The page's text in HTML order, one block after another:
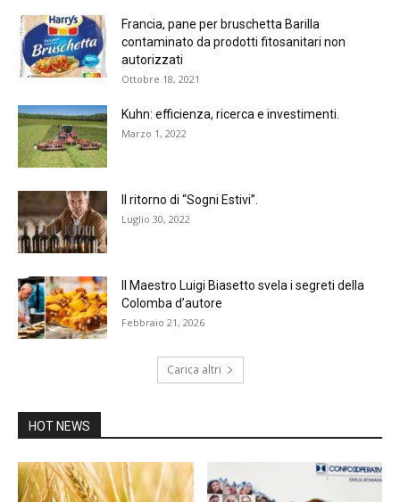
Francia, pane per bruschetta Barilla
contaminato da prodotti fitosanitari non
autorizzati
Ottobre 18, 2021
Kuhn: efficienza, ricerca e investimenti.
Marzo 1, 2022
Il ritorno di “Sogni Estivi”.
Luglio 30, 2022
Il Maestro Luigi Biasetto svela i segreti della
Colomba d’autore
Febbraio 21, 2026
Carica altri
HOT NEWS